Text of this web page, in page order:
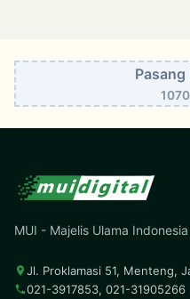
MUI - Majelis Ulama Indonesia
Jl. Proklamasi 51, Menteng,
021-3917853, 021-31905266